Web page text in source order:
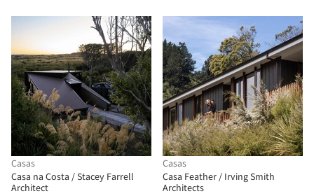
Casas
Casa na Costa / Stacey Farrell
Architect
Casas
Casa Feather / Irving Smith
Architects